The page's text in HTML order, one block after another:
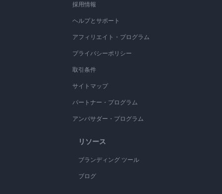
採用情報
ヘルプとサポート
アフィリエイト・プログラム
プライバシーポリシー
取引条件
サイトマップ
パートナー・プログラム
アンバサダー・プログラム
リソース
ブランディング ツール
ブログ